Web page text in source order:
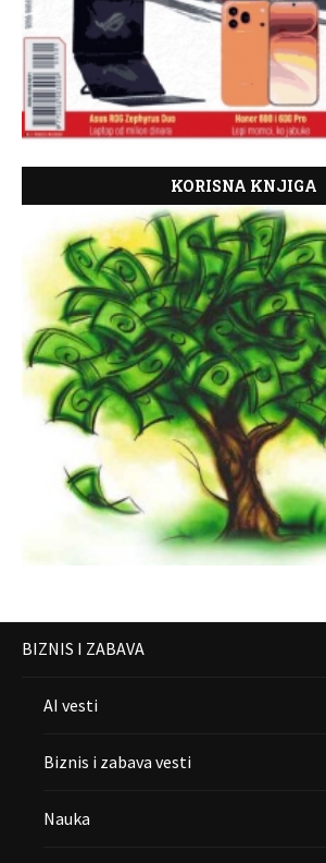
KORISNA KNJIGA
BIZNIS I ZABAVA
AI vesti
Biznis i zabava vesti
Nauka